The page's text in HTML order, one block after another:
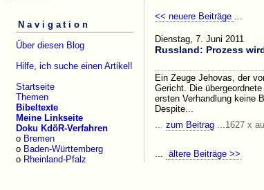
Navigation
Über diesen Blog
Hilfe, ich suche einen Artikel!
Startseite
Themen
Bibeltexte
Meine Linkseite
Doku KdöR-Verfahren
o Bremen
o Baden-Württemberg
o Rheinland-Pfalz
<< neuere Beiträge ...
Dienstag, 7. Juni 2011
Russland: Prozess
Ein Zeuge Jehovas, der
Gericht. Die
ersten Verhandlung keine
Despite...
... zum Beitrag ...1627 x
... ältere Beiträge >>